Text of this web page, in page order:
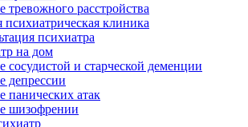
тревожного расстройства
психиатрическая клиника
психиатра
на дом
сосудистой и старческой деменции
депрессии
панических атак
шизофрении